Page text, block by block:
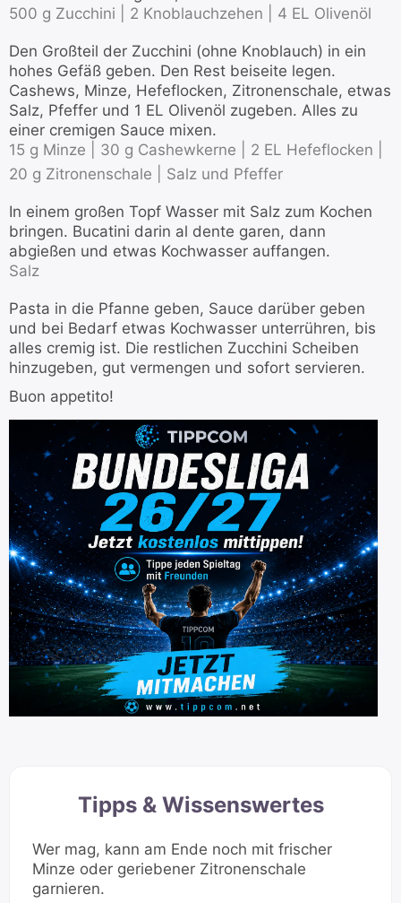
500 g Zucchini |
2 Knoblauchzehen | 4 EL Olivenöl
Den Großteil der Zucchini (ohne Knoblauch) in ein
hohes Gefäß geben. Den Rest beiseite legen.
Cashews, Minze, Hefeflocken, Zitronenschale, etwas
Salz, Pfeffer und 1 EL Olivenöl zugeben. Alles zu
einer cremigen Sauce mixen.
15 g Minze |
30 g Cashewkerne |
2 EL Hefeflocken |
20 g Zitronenschale |
Salz und Pfeffer
In einem großen Topf Wasser mit Salz zum Kochen
bringen. Bucatini darin al dente garen, dann
abgießen und etwas Kochwasser auffangen.
Salz
Pasta in die Pfanne geben, Sauce darüber geben
und bei Bedarf etwas Kochwasser unterrühren, bis
alles cremig ist. Die restlichen Zucchini Scheiben
hinzugeben, gut vermengen und sofort servieren.
Buon appetito!
Tipps & Wissenswertes
Wer mag, kann am Ende noch mit frischer
Minze oder geriebener Zitronenschale
garnieren.